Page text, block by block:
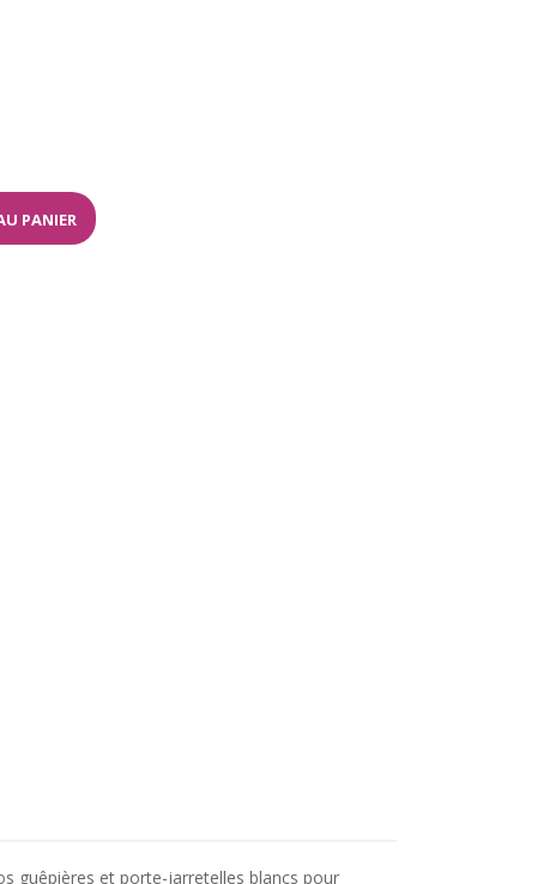
PANIER
guêpières et porte-jarretelles blancs pour